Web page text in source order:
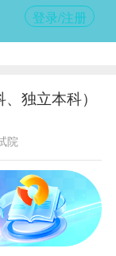
登录/注册
独立本科）
院